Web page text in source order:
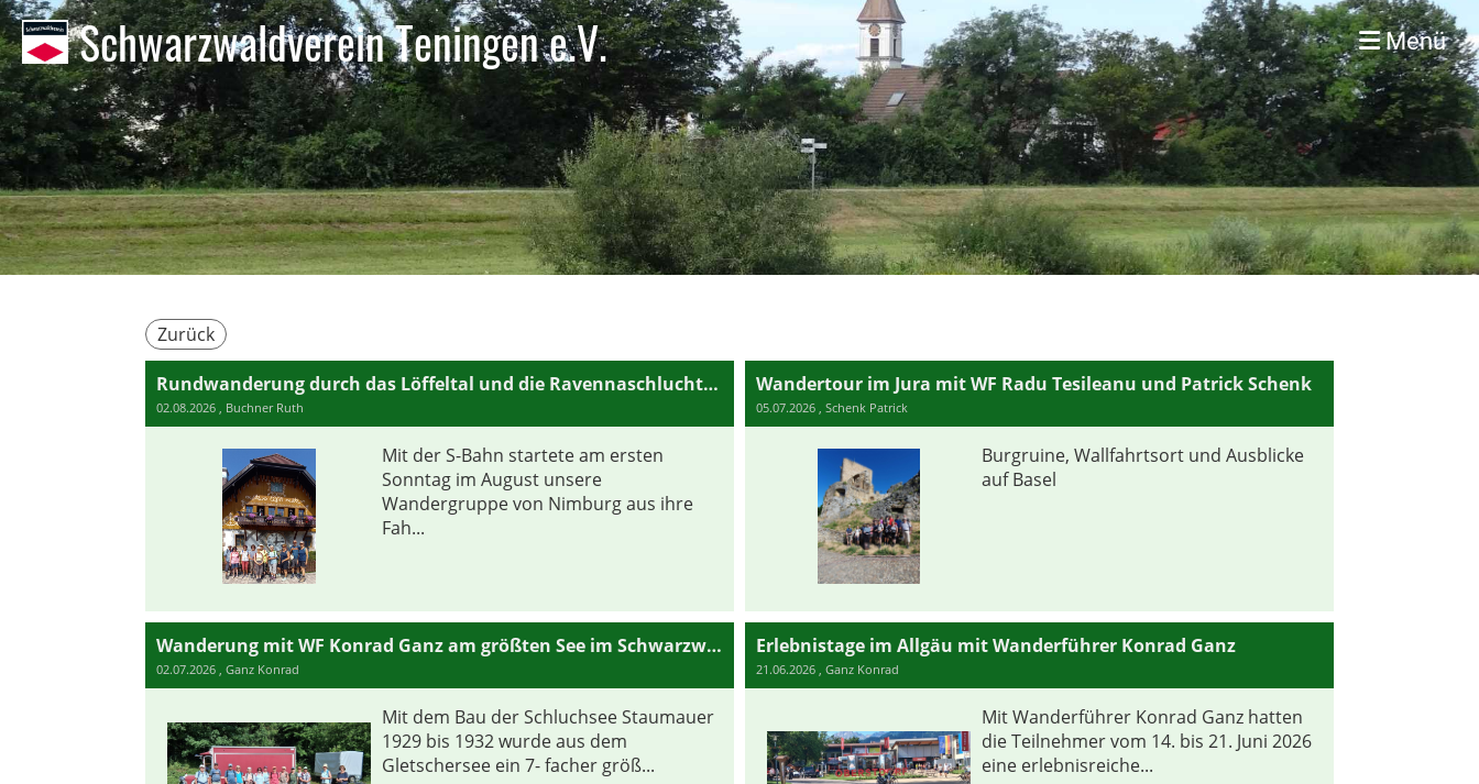
Schwarzwaldverein Teningen e.V. Menü
Zurück
Rundwanderung durch das Löffeltal und die Ravennaschlucht mit WF Ruth Buchner
02.08.2026 , Buchner Ruth
Mit der S-Bahn startete am ersten
Sonntag im August unsere
Wandergruppe von Nimburg aus ihre
Fah...
Wandertour im Jura mit WF Radu Tesileanu und Patrick Schenk
05.07.2026, Schenk Patrick
Burgruine, Wallfahrtsort und Ausblicke
auf Basel
Wanderung mit WF Konrad Ganz am größten See im Schwarzwald
02.07.2026 , Ganz Konrad
Mit dem Bau der Schluchsee Staumauer
1929 bis 1932 wurde aus dem
Gletschersee ein 7- facher größ...
Erlebnistage im Allgäu mit Wanderführer Konrad Ganz
21.06.2026, Ganz Konrad
Mit Wanderführer Konrad Ganz hatten
die Teilnehmer vom 14. bis 21. Juni 2026
eine erlebnisreiche...